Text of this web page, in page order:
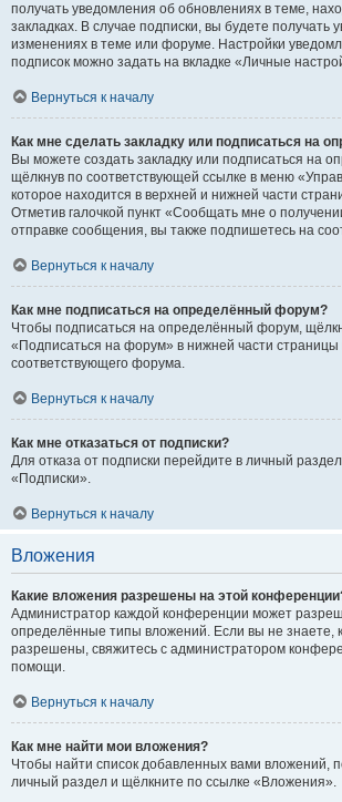
получать уведомления об обновлениях в теме,
закладках. В случае подписки, вы будете получать
изменениях в теме или форуме. Настройки
подписок можно задать на вкладке «Личные
Вернуться к началу
Как мне сделать закладку или подписаться на
Вы можете создать закладку или подписаться на
щёлкнув по соответствующей ссылке в меню
которое находится в верхней и нижней части
Отметив галочкой пункт «Сообщать мне о
отправке сообщения, вы также подпишетесь на
Вернуться к началу
Как мне подписаться на определённый форум?
Чтобы подписаться на определённый форум,
«Подписаться на форум» в нижней части
соответствующего форума.
Вернуться к началу
Как мне отказаться от подписки?
Для отказа от подписки перейдите в личный
«Подписки».
Вернуться к началу
Вложения
Какие вложения разрешены на этой
Администратор каждой конференции может
определённые типы вложений. Если вы не знаете,
разрешены, свяжитесь с администратором
помощи.
Вернуться к началу
Как мне найти мои вложения?
Чтобы найти список добавленных вами вложений,
личный раздел и щёлкните по ссылке «Вложения».